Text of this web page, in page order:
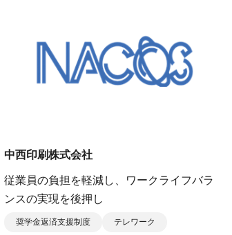
中西印刷株式会社
従業員の負担を軽減し、ワークライフバラ
ンスの実現を後押し
奨学金返済支援制度 テレワーク